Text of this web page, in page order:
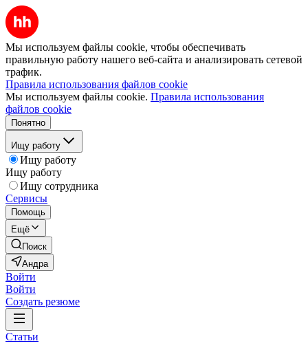
Мы используем файлы cookie, чтобы обеспечивать
правильную работу нашего веб-сайта и анализировать сетевой
трафик.
Правила использования файлов cookie
Мы используем файлы cookie. Правила использования
файлов cookie
Понятно
Ищу работу
Ищу работу
Ищу работу
Ищу сотрудника
Сервисы
Помощь
Ещё
Поиск
Андра
Войти
Войти
Создать резюме
Статьи